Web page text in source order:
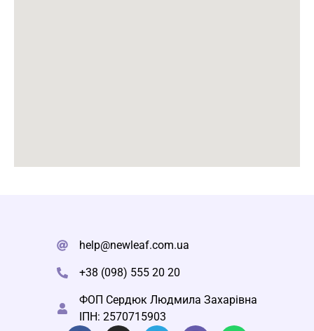
help@newleaf.com.ua
+38 (098) 555 20 20
ФОП Сердюк Людмила Захарівна
ІПН: 2570715903